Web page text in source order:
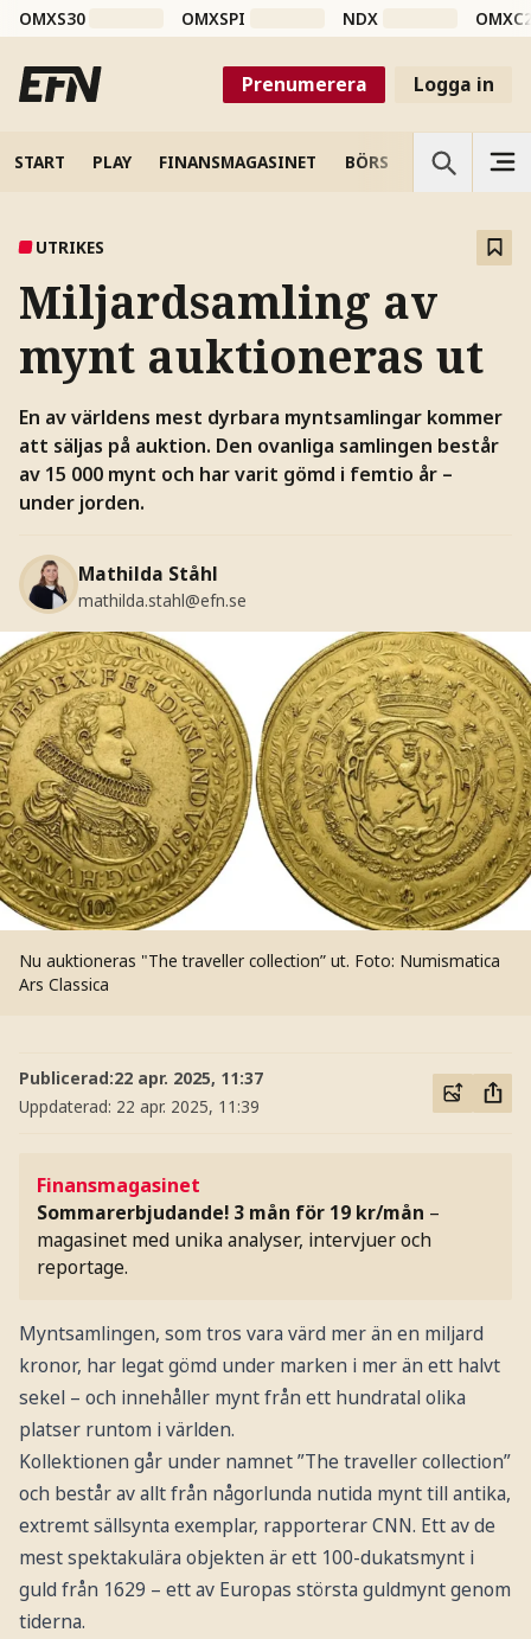
OMXS30 OMXSPI NDX
Prenumerera Logga in
START PLAY FINANSMAGASINET BÖRS VETENSKAP
UTRIKES
Miljardsamling av
mynt auktioneras ut
En av världens mest dyrbara myntsamlingar kommer
att säljas på auktion. Den ovanliga samlingen består
av 15 000 mynt och har varit gömd i femtio år –
under jorden.
Mathilda Ståhl
mathilda.stahl@efn.se
Nu auktioneras "The traveller collection” ut. Foto: Numismatica
Ars Classica
Publicerad:22 apr. 2025, 11:37
Uppdaterad: 22 apr. 2025, 11:39
Finansmagasinet
Sommarerbjudande! 3 mån för 19 kr/mån –
magasinet med unika analyser, intervjuer och
reportage.
Myntsamlingen, som tros vara värd mer än en miljard
kronor, har legat gömd under marken i mer än ett halvt
sekel – och innehåller mynt från ett hundratal olika
platser runtom i världen.
Kollektionen går under namnet ”The traveller collection”
och består av allt från någorlunda nutida mynt till antika,
extremt sällsynta exemplar, rapporterar CNN. Ett av de
mest spektakulära objekten är ett 100-dukatsmynt i
guld från 1629 – ett av Europas största guldmynt genom
tiderna.